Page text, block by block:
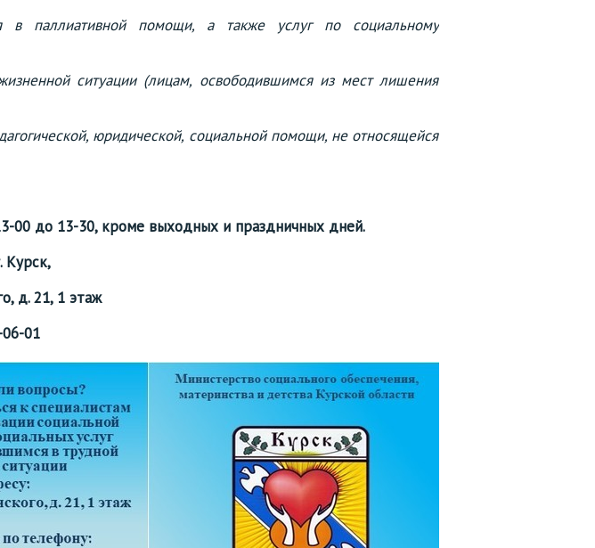
в паллиативной помощи, а также услуг по социальному
ситуации (лицам, освободившимся из мест лишения
юридической, социальной помощи, не относящейся
00 до 13-30, кроме выходных и праздничных дней.
Курск,
д. 21, 1 этаж
01